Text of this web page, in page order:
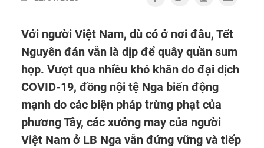
Với người Việt Nam, dù có ở nơi đâu, Tết
Nguyên đán vẫn là dịp để quây quần sum
họp. Vượt qua nhiều khó khăn do đại dịch
COVID-19, đồng nội tệ Nga biến động
mạnh do các biện pháp trừng phạt của
phương Tây, các xưởng may của người
Việt Nam ở LB Nga vẫn đứng vững và tiếp